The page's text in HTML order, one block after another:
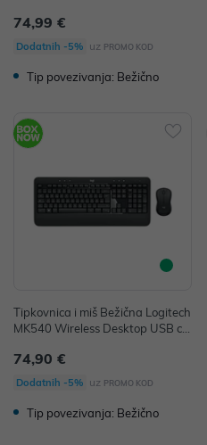
0-008923
74,99 €
Dodatnih -5% uz PROMO KOD
Tip povezivanja: Bežično
Tipkovnica i miš Bežična Logitech
MK540 Wireless Desktop USB cr
74,90 €
Dodatnih -5% uz PROMO KOD
Tip povezivanja: Bežično